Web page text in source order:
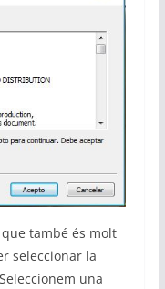
que també és molt
seleccionar la
una